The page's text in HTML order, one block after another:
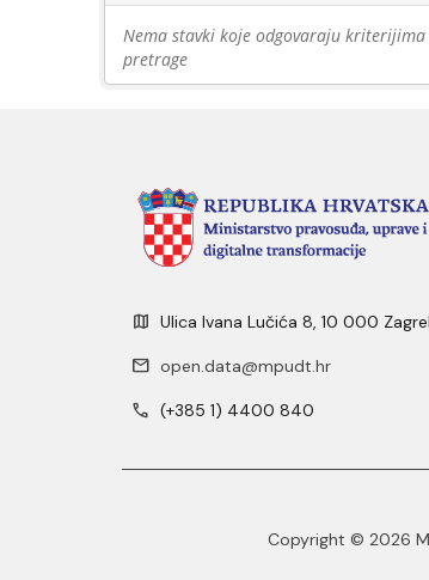
Nema stavki koje odgovaraju kriterijima
pretrage